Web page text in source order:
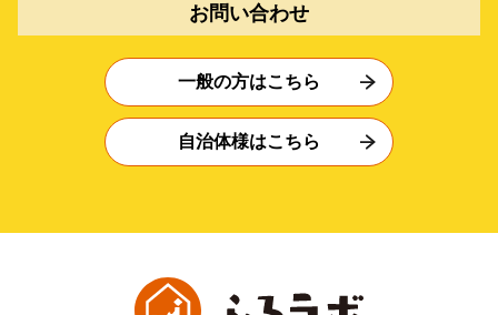
お問い合わせ
一般の方はこちら
自治体様はこちら